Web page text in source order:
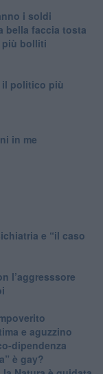
i soldi
bella faccia tosta
più bolliti
il politico più
in me
e “il caso
l’aggresssore
e aguzzino
dipendenza
è gay?